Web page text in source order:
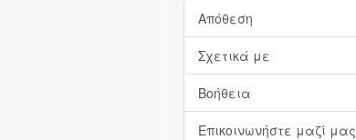
Απόθεση
Σχετικά με
Βοήθεια
Επικοινωνήστε μαζί μας